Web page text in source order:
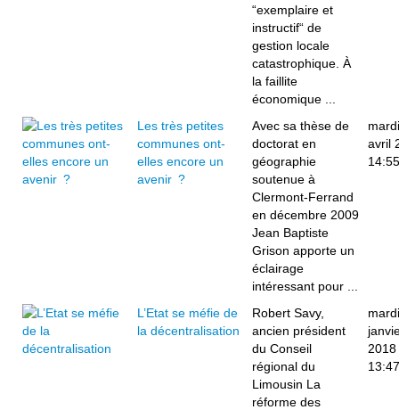
“exemplaire et
instructif“ de
gestion locale
catastrophique. À
la faillite
économique ...
Les très petites
communes ont-
elles encore un
avenir ?
Avec sa thèse de
doctorat en
géographie
soutenue à
Clermont-Ferrand
en décembre 2009
Jean Baptiste
Grison apporte un
éclairage
intéressant pour ...
avril
14:55
L’Etat se méfie de
la décentralisation
Robert Savy,
ancien président
du Conseil
régional du
Limousin La
réforme des
2018
13:47